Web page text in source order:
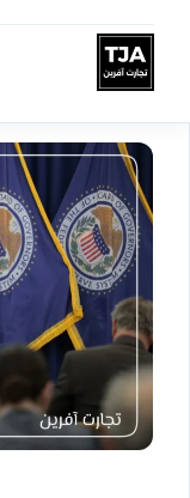
پرش
به
محتوا